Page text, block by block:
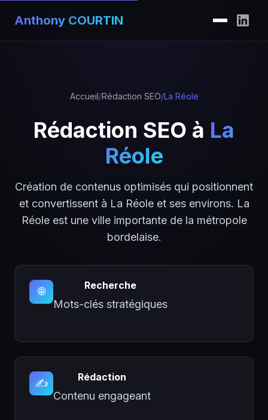
Anthony COURTIN
Accueil/Rédaction SEO/La Réole
Rédaction SEO à La
Réole
Création de contenus optimisés qui positionnent
et convertissent à La Réole et ses environs. La
Réole est une ville importante de la métropole
bordelaise.
🌐 Recherche
Mots-clés stratégiques
✍️ Rédaction
Contenu engageant